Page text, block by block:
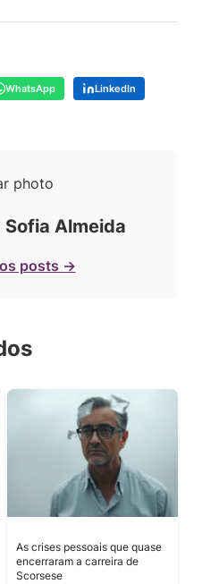
WhatsApp
LinkedIn
Sofia Almeida
posts →
As crises pessoais que quase
encerraram a carreira de
Scorsese